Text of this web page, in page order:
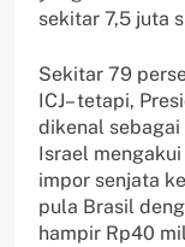
sekitar 7,5 juta
Sekitar 79
ICJ– tetapi,
dikenal
Israel
impor senjata
pula Brasil
hampir Rp40